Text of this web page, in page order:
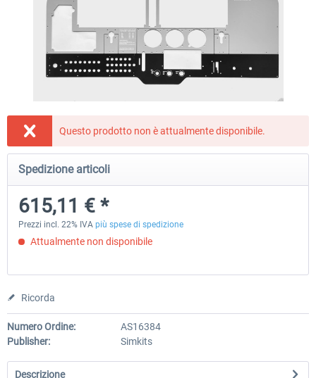
51,25 € *
-27
Questo prodotto non è attualmente disponibile.
Spedizione articoli
615,11 € *
Prezzi incl. 22% IVA più spese di spedizione
Attualmente non disponibile
Ricorda
Numero Ordine:
AS16384
Publisher:
Simkits
Descrizione